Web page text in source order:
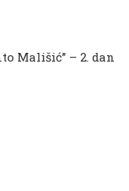
Mališić” – 2. dan